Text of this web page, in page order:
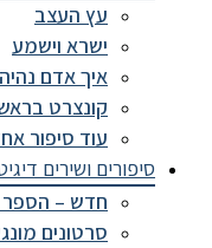
עץ העצב
ישרא וישמע
איך אדם
קונצרט
עוד סיפור
סיפורים ושירים
חדש – הספר
סרטונים